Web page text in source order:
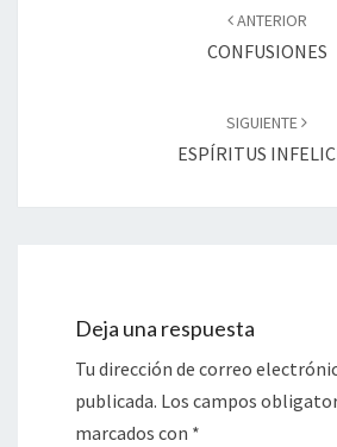
ANTERIOR
CONFUSIONES
SIGUIENTE
ESPÍRITUS
Deja una respuesta
Tu dirección de correo
publicada. Los campos
marcados con *